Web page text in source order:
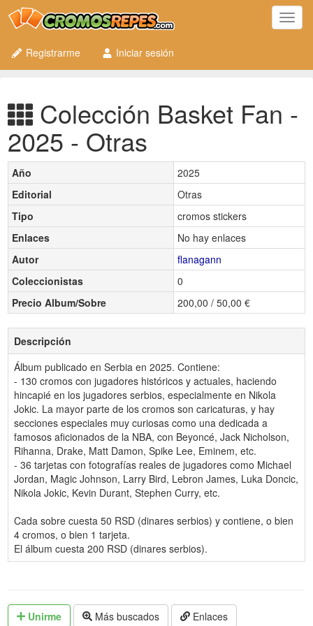
Registrarme
Iniciar sesión
Colección Basket Fan -
2025 - Otras
Año
2025
Editorial
Otras
Tipo
cromos stickers
Enlaces
No hay enlaces
Autor
flanagann
Coleccionistas
0
Precio Album/Sobre
200,00 / 50,00 €
Descripción
Álbum publicado en Serbia en 2025. Contiene:
- 130 cromos con jugadores históricos y actuales, haciendo
hincapié en los jugadores serbios, especialmente en Nikola
Jokic. La mayor parte de los cromos son caricaturas, y hay
secciones especiales muy curiosas como una dedicada a
famosos aficionados de la NBA, con Beyoncé, Jack Nicholson,
Rihanna, Drake, Matt Damon, Spike Lee, Eminem, etc.
- 36 tarjetas con fotografías reales de jugadores como Michael
Jordan, Magic Johnson, Larry Bird, Lebron James, Luka Doncic,
Nikola Jokic, Kevin Durant, Stephen Curry, etc.
Cada sobre cuesta 50 RSD (dinares serbios) y contiene, o bien
4 cromos, o bien 1 tarjeta.
El álbum cuesta 200 RSD (dinares serbios).
Unirme Más buscados Enlaces